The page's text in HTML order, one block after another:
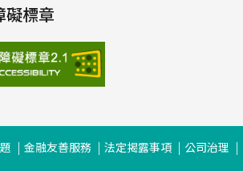
礙標章
金融友善服務 法定揭露事項
公司治理